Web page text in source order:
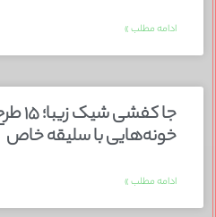
ادامه مطلب »
جا
خونه‌هایی با سلیقه خاص
ادامه مطلب »